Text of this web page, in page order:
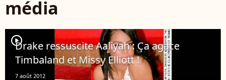
média
player2
Drake ressuscite Aaliyah : Ça agace
Timbaland et Missy Elliott !
7 août 2012